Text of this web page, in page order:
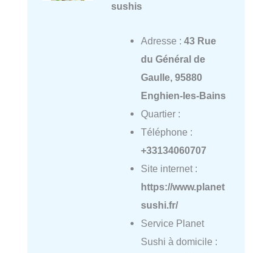
sushis
Adresse : 43 Rue
du Général de
Gaulle, 95880
Enghien-les-Bains
Quartier :
Téléphone :
+33134060707
Site internet :
https://www.planet
sushi.fr/
Service Planet
Sushi à domicile :